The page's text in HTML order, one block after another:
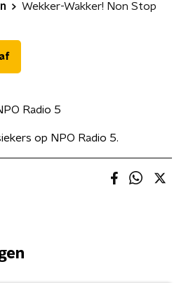
Wekker-Wakker! Non Stop
Radio 5
op NPO Radio 5.